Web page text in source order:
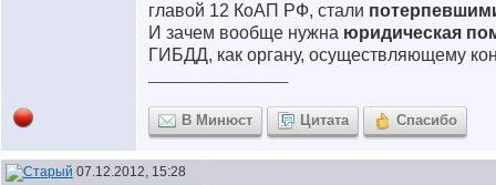
главой 12 КоАП РФ, стали
И зачем вообще нужна юридическая
ГИБДД, как органу, осуществляющему
В Минюст Цитата Спасибо
07.12.2012, 15:28